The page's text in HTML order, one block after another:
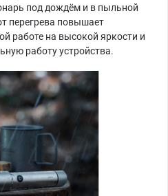
под дождём и в пыльной
перегрева повышает
работе на высокой яркости и
работу устройства.